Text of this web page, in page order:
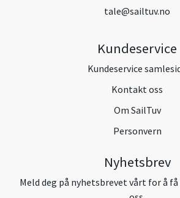
tale@sailtuv.no
Kundeservice
Kundeservice
Kontakt oss
Om SailTuv
Personvern
Nyhetsbrev
Meld deg på nyhetsbrevet vårt for å